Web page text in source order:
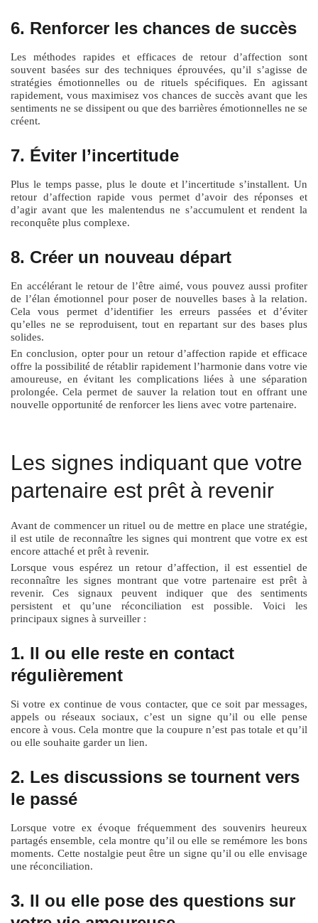
6. Renforcer les chances de succès
Les méthodes rapides et efficaces de retour d’affection sont
souvent basées sur des techniques éprouvées, qu’il s’agisse de
stratégies émotionnelles ou de rituels spécifiques. En agissant
rapidement, vous maximisez vos chances de succès avant que les
sentiments ne se dissipent ou que des barrières émotionnelles ne se
créent.
7. Éviter l’incertitude
Plus le temps passe, plus le doute et l’incertitude s’installent. Un
retour d’affection rapide vous permet d’avoir des réponses et
d’agir avant que les malentendus ne s’accumulent et rendent la
reconquête plus complexe.
8. Créer un nouveau départ
En accélérant le retour de l’être aimé, vous pouvez aussi profiter
de l’élan émotionnel pour poser de nouvelles bases à la relation.
Cela vous permet d’identifier les erreurs passées et d’éviter
qu’elles ne se reproduisent, tout en repartant sur des bases plus
solides.
En conclusion, opter pour un retour d’affection rapide et efficace
offre la possibilité de rétablir rapidement l’harmonie dans votre vie
amoureuse, en évitant les complications liées à une séparation
prolongée. Cela permet de sauver la relation tout en offrant une
nouvelle opportunité de renforcer les liens avec votre partenaire.
Les signes indiquant que votre
partenaire est prêt à revenir
Avant de commencer un rituel ou de mettre en place une stratégie,
il est utile de reconnaître les signes qui montrent que votre ex est
encore attaché et prêt à revenir.
Lorsque vous espérez un retour d’affection, il est essentiel de
reconnaître les signes montrant que votre partenaire est prêt à
revenir. Ces signaux peuvent indiquer que des sentiments
persistent et qu’une réconciliation est possible. Voici les
principaux signes à surveiller :
1. Il ou elle reste en contact
régulièrement
Si votre ex continue de vous contacter, que ce soit par messages,
appels ou réseaux sociaux, c’est un signe qu’il ou elle pense
encore à vous. Cela montre que la coupure n’est pas totale et qu’il
ou elle souhaite garder un lien.
2. Les discussions se tournent vers
le passé
Lorsque votre ex évoque fréquemment des souvenirs heureux
partagés ensemble, cela montre qu’il ou elle se remémore les bons
moments. Cette nostalgie peut être un signe qu’il ou elle envisage
une réconciliation.
3. Il ou elle pose des questions sur